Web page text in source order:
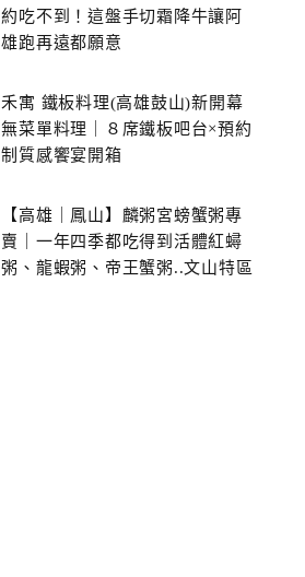
約吃不到！這盤手切霜降牛讓阿
雄跑再遠都願意
禾寓 鐵板料理(高雄鼓山)新開幕
無菜單料理｜８席鐵板吧台×預約
制質感饗宴開箱
【高雄｜鳳山】麟粥宮螃蟹粥專
賣｜一年四季都吃得到活體紅蟳
粥、龍蝦粥、帝王蟹粥..文山特區